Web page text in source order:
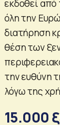
εκδοθεί από
όλη την
διατήρηση
θέση των
την ευθύνη
λόγω της
15.000